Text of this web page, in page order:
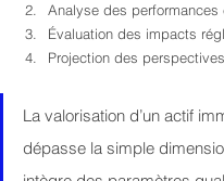
Analyse des performances
Évaluation des impacts
Projection des
La valorisation d’un actif
dépasse la simple